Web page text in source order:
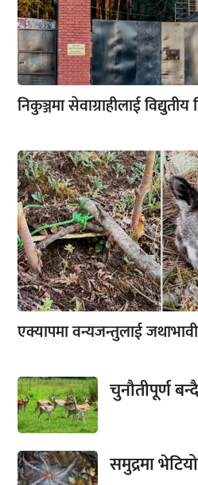
निकुञ्जमा सेवाग्राहीलाई
एक्यापमा वन्यजन्तुलाई
चुनौतीपूर्ण
समुद्रमा